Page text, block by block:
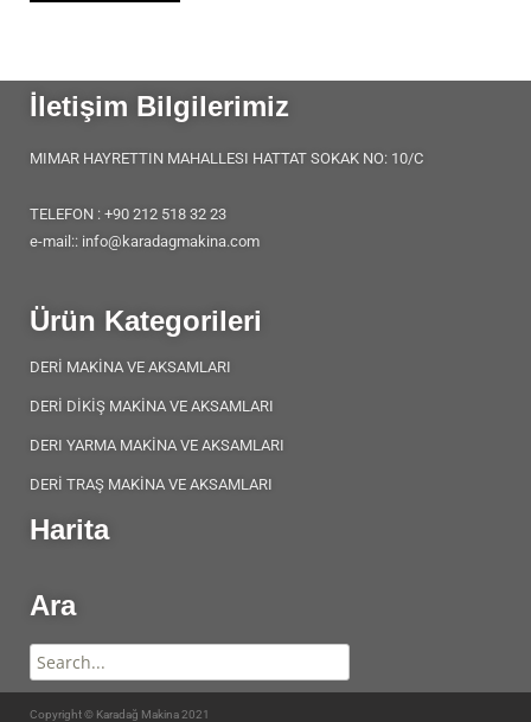
İletişim Bilgilerimiz
MIMAR HAYRETTIN MAHALLESI HATTAT SOKAK NO: 10/C
TELEFON : +90 212 518 32 23
e-mail:: info@karadagmakina.com
Ürün Kategorileri
DERİ MAKİNA VE AKSAMLARI
DERİ DİKİŞ MAKİNA VE AKSAMLARI
DERI YARMA MAKİNA VE AKSAMLARI
DERİ TRAŞ MAKİNA VE AKSAMLARI
Harita
Ara
Copyright © Karadağ Makina 2021